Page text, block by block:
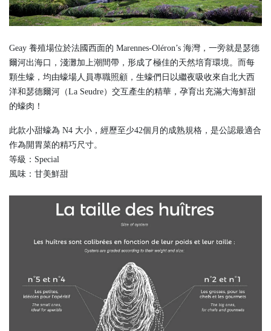
Geay 養殖場位於法國西面的 Marennes-Oléron’s 海灣，一旁就是瑟德
爾河出海口，淺灘加上潮間帶，形成了極佳的天然培育環境。而每
顆生蠔，均由蠔場人員專職照顧，生蠔們日以繼夜吸收來自北大西
洋和瑟德爾河（La Seudre）交互產生的精華，孕育出充滿大海鮮甜
的蠔肉！​
此款小甜蠔為 N4 大小，經歷至少42個月的成熟規格，是公認最適合
作為開胃菜的精巧尺寸。
等級：Special
風味：甘美鮮甜